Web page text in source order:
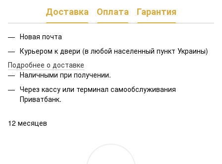
Доставка Оплата Гарантия
Новая почта
Курьером к двери (в любой населенный пункт Украины)
Подробнее о доставке
Наличными при получении.
Через кассу или терминал самообслуживания
Приватбанк.
12 месяцев